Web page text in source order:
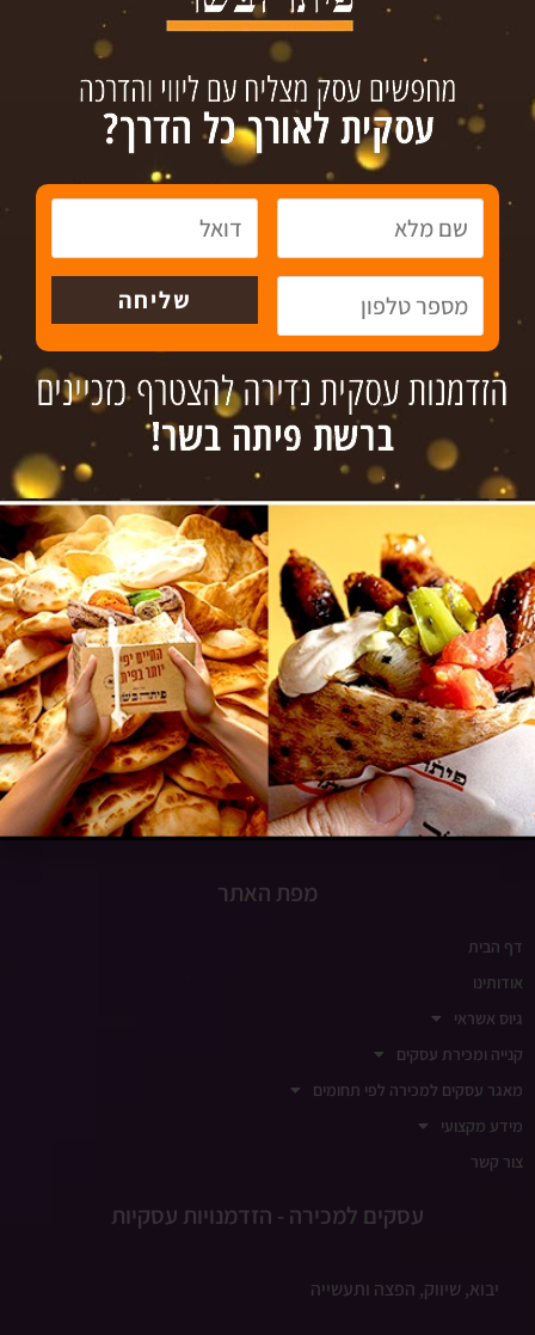
עסקים למכירה
גיוס אשראי
צור קשר
טל´: 072-3718936
פקס: 09-8336808
www.insight-israel.co.il
רחוב התע"ש 10, כפר סבא
שעות פעילות
ימים א-ה 9:00-18:00
ימי שישי סגור
מפת האתר
דף הבית
אודותינו
גיוס אשראי
קנייה ומכירת עסקים
מאגר עסקים למכירה לפי תחומים
מידע מקצועי
צור קשר
עסקים למכירה - הזדמנויות עסקיות
יבוא, שיווק, הפצה ותעשייה